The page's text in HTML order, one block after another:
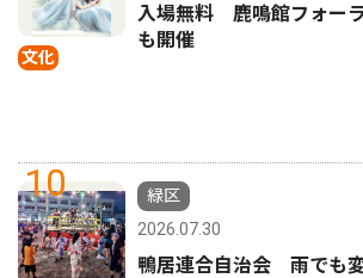
文化
入場無料 鹿鳴館フォー
も開催
10
緑区
2026.07.30
鴨居連合自治会 雨でも